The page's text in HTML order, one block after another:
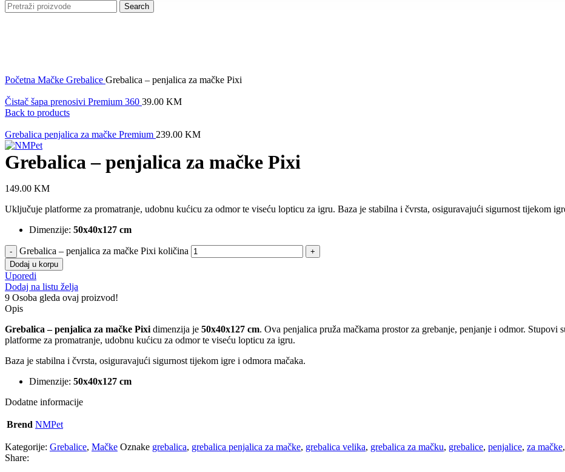
Search
Početna Mačke Grebalice Grebalica – penjalica za mačke Pixi
Čistač šapa prenosivi Premium 360 39.00 KM
Back to products
Grebalica penjalica za mačke Premium 239.00 KM
Grebalica – penjalica za mačke Pixi
149.00 KM
Uključuje platforme za promatranje, udobnu kućicu za odmor te viseću lopticu za igru. Baza je stabilna i čvrsta, osiguravajući sigurnost tijekom
Dimenzije: 50x40x127 cm
Grebalica – penjalica za mačke Pixi količina
Dodaj u korpu
Uporedi
Dodaj na listu želja
9 Osoba gleda ovaj proizvod!
Opis
Grebalica – penjalica za mačke Pixi dimenzija je 50x40x127 cm. Ova penjalica pruža mačkama prostor za grebanje, penjanje i odmor.
platforme za promatranje, udobnu kućicu za odmor te viseću lopticu za igru.
Baza je stabilna i čvrsta, osiguravajući sigurnost tijekom igre i odmora mačaka.
Dimenzije: 50x40x127 cm
Dodatne informacije
Brend NMPet
Kategorije: Grebalice, Mačke Oznake grebalica, grebalica penjalica za mačke, grebalica velika, grebalica za mačku, grebalice, penjalice, za mačke,
Share: